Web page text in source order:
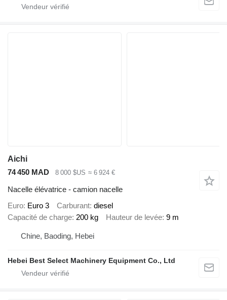
Aichi
74 450 MAD
8 000 $US ≈ 6 924 €
Nacelle élévatrice - camion nacelle
Euro Euro 3 Carburant diesel
Capacité de charge 200 kg Hauteur de levée 9 m
Chine, Baoding, Hebei
Hebei Best Select Machinery Equipment Co., Ltd